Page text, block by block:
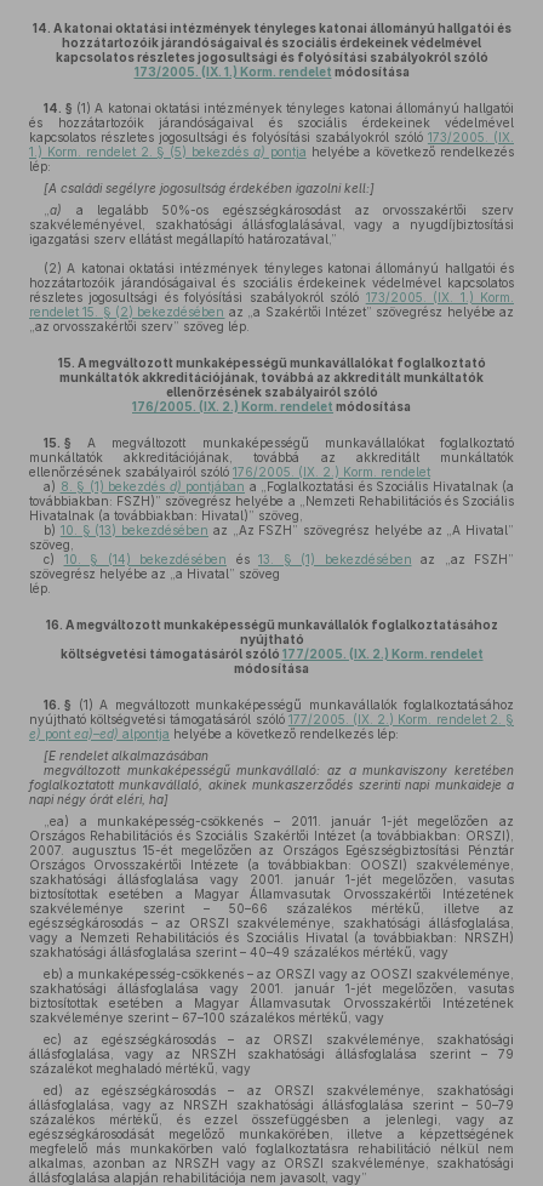
14. A katonai oktatási intézmények tényleges katonai állományú hallgatói és
hozzátartozóik járandóságaival és szociális érdekeinek védelmével
kapcsolatos részletes jogosultsági és folyósítási szabályokról szóló
173/2005. (IX. 1.) Korm. rendelet módosítása
14. § (1) A katonai oktatási intézmények tényleges katonai állományú hallgatói
és hozzátartozóik járandóságaival és szociális érdekeinek védelmével
kapcsolatos részletes jogosultsági és folyósítási szabályokról szóló 173/2005. (IX.
1.) Korm. rendelet 2. § (5) bekezdés a) pontja helyébe a következő rendelkezés
lép:
[A családi segélyre jogosultság érdekében igazolni kell:]
a) a legalább 50%-os egészségkárosodást az orvosszakértői szerv
szakvéleményével, szakhatósági állásfoglalásával, vagy a nyugdíjbiztosítási
igazgatási szerv ellátást megállapító határozatával,”
(2) A katonai oktatási intézmények tényleges katonai állományú hallgatói és
hozzátartozóik járandóságaival és szociális érdekeinek védelmével kapcsolatos
részletes jogosultsági és folyósítási szabályokról szóló 173/2005. (IX. 1.) Korm.
rendelet 15. § (2) bekezdésében az „a Szakértői Intézet” szövegrész helyébe az
„az orvosszakértői szerv” szöveg lép.
15. A megváltozott munkaképességű munkavállalókat foglalkoztató
munkáltatók akkreditációjának, továbbá az akkreditált munkáltatók
ellenőrzésének szabályairól szóló
176/2005. (IX. 2.) Korm. rendelet módosítása
15. § A megváltozott munkaképességű munkavállalókat foglalkoztató
munkáltatók akkreditációjának, továbbá az akkreditált munkáltatók
ellenőrzésének szabályairól szóló 176/2005. (IX. 2.) Korm. rendelet
a) 8. § (1) bekezdés d) pontjában a „Foglalkoztatási és Szociális Hivatalnak (a
továbbiakban: FSZH)” szövegrész helyébe a „Nemzeti Rehabilitációs és Szociális
Hivatalnak (a továbbiakban: Hivatal)” szöveg,
b) 10. § (13) bekezdésében az „Az FSZH” szövegrész helyébe az „A Hivatal”
szöveg,
c)
10. § (14) bekezdésében és 13. § (1) bekezdésében az „az FSZH”
szövegrész helyébe az „a Hivatal” szöveg
lép.
16. A megváltozott munkaképességű munkavállalók foglalkoztatásához
nyújtható
költségvetési támogatásáról szóló 177/2005. (IX. 2.) Korm. rendelet
módosítása
16. § (1) A megváltozott munkaképességű munkavállalók foglalkoztatásához
nyújtható költségvetési támogatásáról szóló 177/2005. (IX. 2.) Korm. rendelet 2. §
e) pont ea)–ed) alpontja helyébe a következő rendelkezés lép:
[E rendelet alkalmazásában
megváltozott munkaképességű munkavállaló: az a munkaviszony keretében
foglalkoztatott munkavállaló, akinek munkaszerződés szerinti napi munkaideje a
napi négy órát eléri, ha]
„ea) a munkaképesség-csökkenés – 2011. január 1-jét megelőzően az
Országos Rehabilitációs és Szociális Szakértői Intézet (a továbbiakban: ORSZI),
2007. augusztus 15-ét megelőzően az Országos Egészségbiztosítási Pénztár
Országos Orvosszakértői Intézete (a továbbiakban: OOSZI) szakvéleménye,
szakhatósági állásfoglalása vagy 2001. január 1-jét megelőzően, vasutas
biztosítottak esetében a Magyar Államvasutak Orvosszakértői Intézetének
szakvéleménye szerint – 50–66 százalékos mértékű, illetve az
egészségkárosodás – az ORSZI szakvéleménye, szakhatósági állásfoglalása,
vagy a Nemzeti Rehabilitációs és Szociális Hivatal (a továbbiakban: NRSZH)
szakhatósági állásfoglalása szerint – 40–49 százalékos mértékű, vagy
eb) a munkaképesség-csökkenés – az ORSZI vagy az OOSZI szakvéleménye,
szakhatósági állásfoglalása vagy 2001. január 1-jét megelőzően, vasutas
biztosítottak esetében a Magyar Államvasutak Orvosszakértői Intézetének
szakvéleménye szerint – 67–100 százalékos mértékű, vagy
ec) az egészségkárosodás – az ORSZI szakvéleménye, szakhatósági
állásfoglalása, vagy az NRSZH szakhatósági állásfoglalása szerint – 79
százalékot meghaladó mértékű, vagy
ed) az egészségkárosodás – az ORSZI szakvéleménye, szakhatósági
állásfoglalása, vagy az NRSZH szakhatósági állásfoglalása szerint – 50–79
százalékos mértékű, és ezzel összefüggésben a jelenlegi, vagy az
egészségkárosodását megelőző munkakörében, illetve a képzettségének
megfelelő más munkakörben való foglalkoztatásra rehabilitáció nélkül nem
alkalmas, azonban az NRSZH vagy az ORSZI szakvéleménye, szakhatósági
állásfoglalása alapján rehabilitációja nem javasolt, vagy”